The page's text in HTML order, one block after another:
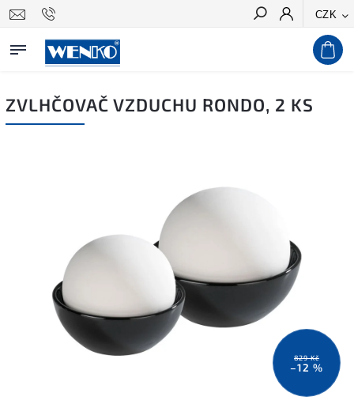
CZK
Hledat
ZVLHČOVAČ VZDUCHU RONDO, 2 KS
829 Kč
–12 %